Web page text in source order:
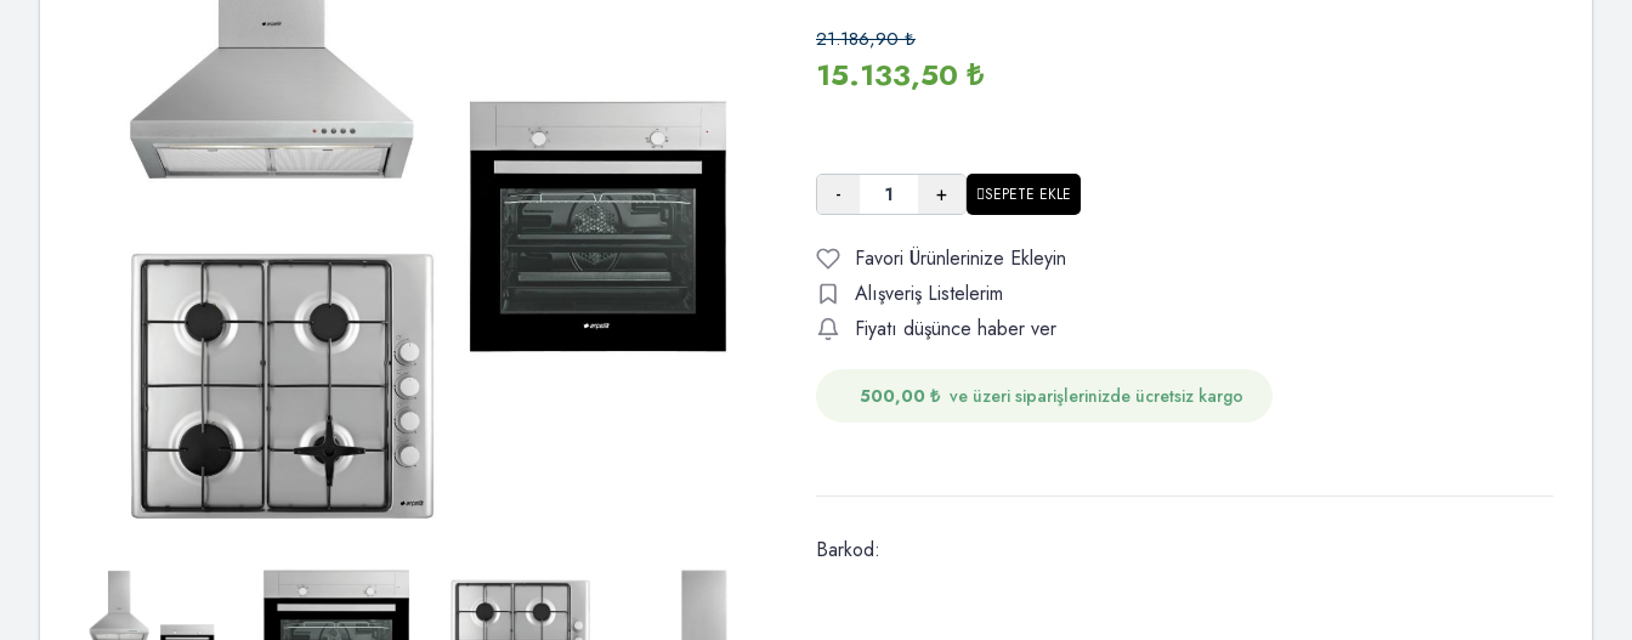
21.186,90₺
15.133,50 ₺
- + SEPETE EKLE
Favori Ürünlerinize Ekleyin
Alışveriş Listelerim
Fiyatı düşünce haber ver
500,00 ₺ ve üzeri siparişlerinizde ücretsiz kargo
Barkod: